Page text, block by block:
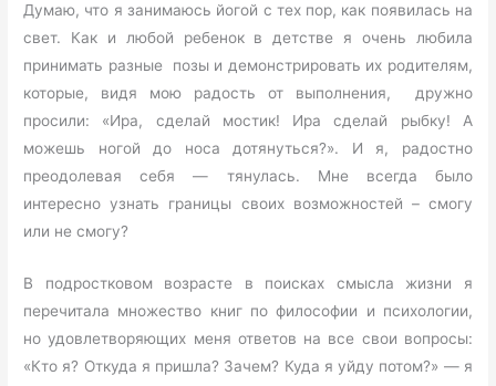
Думаю, что я занимаюсь йогой с тех пор, как появилась на
свет. Как и любой ребенок в детстве я очень любила
принимать разные позы и демонстрировать их родителям,
которые, видя мою радость от выполнения, дружно
просили: «Ира, сделай мостик! Ира сделай рыбку! А
можешь ногой до носа дотянуться?». И я, радостно
преодолевая себя — тянулась. Мне всегда было
интересно узнать границы своих возможностей – смогу
или не смогу?
В подростковом возрасте в поисках смысла жизни я
перечитала множество книг по философии и психологии,
но удовлетворяющих меня ответов на все свои вопросы:
«Кто я? Откуда я пришла? Зачем? Куда я уйду потом?» — я